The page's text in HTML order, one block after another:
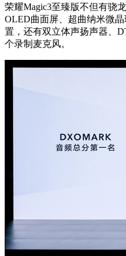
荣耀Magic3至臻版不但有骁
OLED曲面屏、超曲纳米微
置，还有双立体声扬声器、
个录制麦克风。